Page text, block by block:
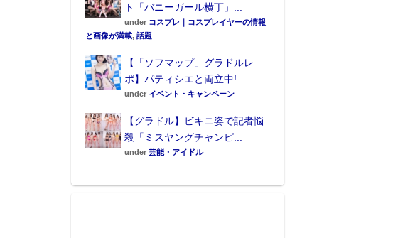
ト「バニーガール横丁」...
under コスプレ｜コスプレイヤーの情報
と画像が満載, 話題
【「ソフマップ」グラドルレ
ポ】パティシエと両立中!...
under イベント・キャンペーン
【グラドル】ビキニ姿で記者悩
殺「ミスヤングチャンピ...
under 芸能・アイドル